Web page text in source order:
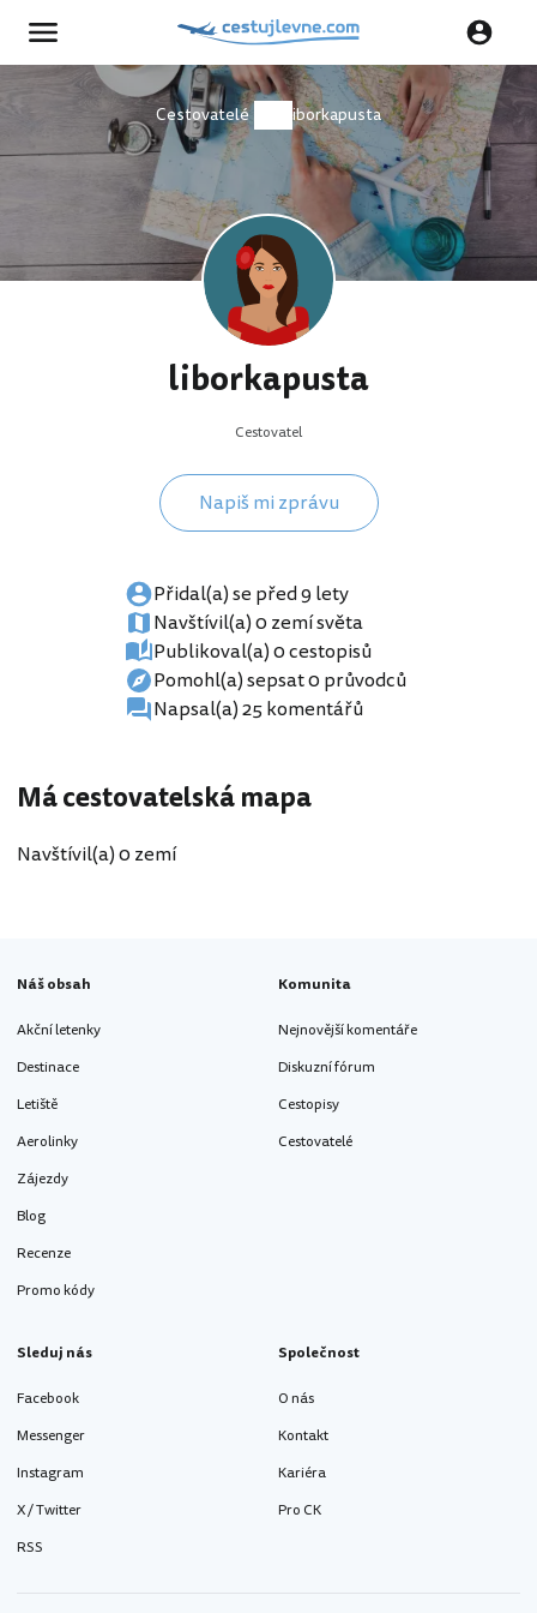
Cestovatelé liborkapusta
liborkapusta
Cestovatel
Napiš mi zprávu
Přidal(a) se před 9 lety
Navštívil(a) 0 zemí světa
Publikoval(a) 0 cestopisů
Pomohl(a) sepsat 0 průvodců
Napsal(a) 25 komentářů
Má cestovatelská mapa
Navštívil(a) 0 zemí
Náš obsah
Akční letenky
Destinace
Letiště
Aerolinky
Zájezdy
Blog
Recenze
Promo kódy
Komunita
Nejnovější komentáře
Diskuzní fórum
Cestopisy
Cestovatelé
Sleduj nás
Facebook
Messenger
Instagram
X / Twitter
RSS
Společnost
O nás
Kontakt
Kariéra
Pro CK